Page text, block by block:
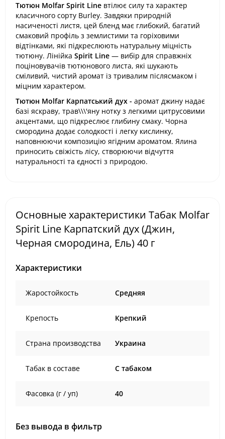
Тютюн Molfar Spirit Line втілює силу та характер
класичного сорту Burley. Завдяки природній
насиченості листя, цей бленд має глибокий, багатий
смаковий профіль з землистими та горіховими
відтінками, які підкреслюють натуральну міцність
тютюну. Лінійка Spirit Line — вибір для справжніх
поціновувачів тютюнового листа, які шукають
сміливий, чистий аромат із тривалим післясмаком і
міцним характером.
Тютюн Molfar Карпатський дух - аромат джину надає
базі яскраву, трав\\\'яну нотку з легкими цитрусовими
акцентами, що підкреслює глибину смаку. Чорна
смородина додає солодкості і легку кислинку,
наповнюючи композицію ягідним ароматом. Ялина
приносить свіжість лісу, створюючи відчуття
натуральності та єдності з природою.
Основные характеристики Табак Molfar
Spirit Line Карпатский дух (Джин,
Черная смородина, Ель) 40 г
Характеристики
Жаростойкость Средняя
Крепость Крепкий
Страна производства Украина
Табак в составе C табаком
Фасовка (г / уп) 40
Без вывода в фильтр